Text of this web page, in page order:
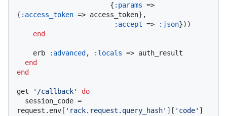
                       {
:params =>
{ :access_token => access_token},
:accept => :json}))
end
    erb
:advanced, :locals => auth_result
end
end
get '/callback'
do
request.env[ 'rack.request.query_hash' ][ 'code' ]